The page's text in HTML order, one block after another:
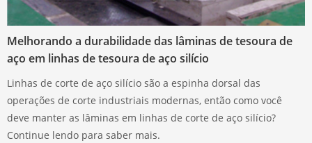
Melhorando a durabilidade das lâminas de tesoura de
aço em linhas de tesoura de aço silício
Linhas de corte de aço silício são a espinha dorsal das
operações de corte industriais modernas, então como você
deve manter as lâminas em linhas de corte de aço silício?
Continue lendo para saber mais.